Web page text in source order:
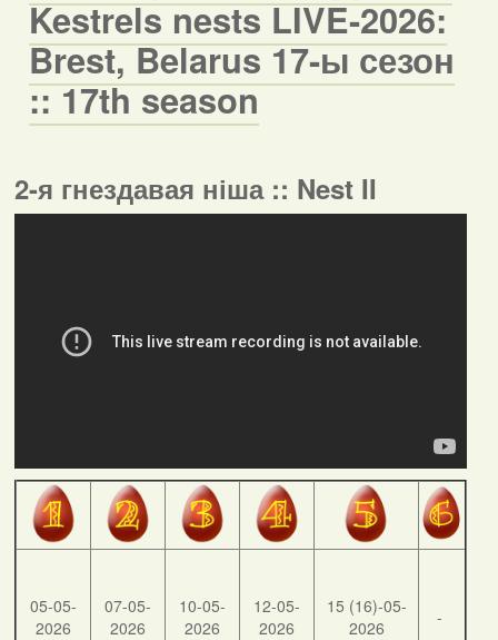
Kestrels nests LIVE-2026:
Brest, Belarus 17-ы сезон
:: 17th season
2-я гнездавая ніша :: Nest II
05-05-
2026
07-05-
2026
10-05-
2026
12-05-
2026
15 (16)-05-
2026
-